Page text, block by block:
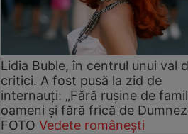
Lidia Buble, în centrul unui val
critici. A fost pusă la zid de
internauți: „Fără rușine de
oameni și fără frică de
FOTO Vedete românești